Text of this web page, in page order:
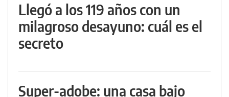
Llegó a los 119 años con un
milagroso desayuno: cuál es el
secreto
Super-adobe: una casa bajo